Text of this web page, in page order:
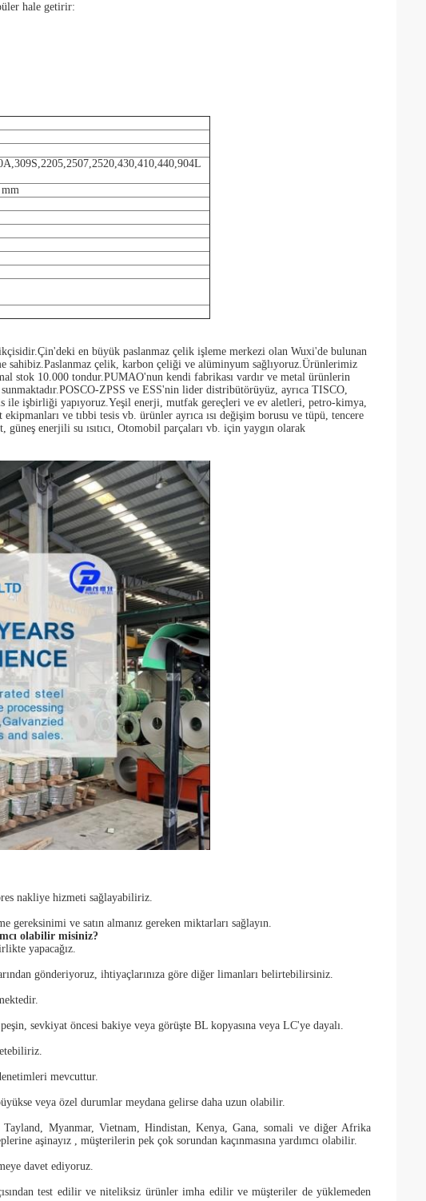
hale getirir:
mm
en büyük paslanmaz çelik işleme merkezi olan Wuxi'de bulunan
sahibiz.Paslanmaz çelik, karbon çeliği ve alüminyum sağlıyoruz.Ürünlerimiz
stok 10.000 tondur.PUMAO'nun kendi fabrikası vardır ve metal ürünlerin
ZPSS ve ESS'nin lider distribütörüyüz, ayrıca TISCO,
işbirliği yapıyoruz.Yeşil enerji, mutfak gereçleri ve ev aletleri, petro-kimya,
ve tıbbi tesis vb. ürünler ayrıca ısı değişim borusu ve tüpü, tencere
güneş enerjili su ısıtıcı, Otomobil parçaları vb. için yaygın olarak
nakliye hizmeti sağlayabiliriz.
ve satın almanız gereken miktarları sağlayın.
olabilir misiniz?
yapacağız.
gönderiyoruz, ihtiyaçlarınıza göre diğer limanları belirtebilirsiniz.
sevkiyat öncesi bakiye veya görüşte BL kopyasına veya LC'ye dayalı.
mevcuttur.
veya özel durumlar meydana gelirse daha uzun olabilir.
Myanmar, Vietnam, Hindistan, Kenya, Gana, somali ve diğer Afrika
aşinayız , müşterilerin pek çok sorundan kaçınmasına yardımcı olabilir.
davet ediyoruz.
test edilir ve niteliksiz ürünler imha edilir ve müşteriler de yüklemeden